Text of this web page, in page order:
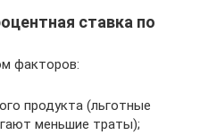
ставка по
факторов:
продукта (льготные
меньшие траты);